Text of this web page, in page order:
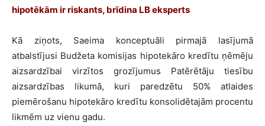
hipotēkām ir riskants, brīdina LB eksperts
Kā ziņots, Saeima konceptuāli pirmajā lasījumā
atbalstījusi Budžeta komisijas hipotekāro kredītu ņēmēju
aizsardzībai virzītos grozījumus Patērētāju tiesību
aizsardzības likumā, kuri paredzētu 50% atlaides
piemērošanu hipotekāro kredītu konsolidētajām procentu
likmēm uz vienu gadu.